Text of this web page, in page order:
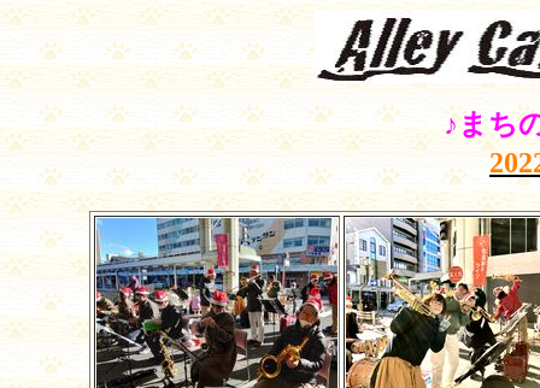
♪まち